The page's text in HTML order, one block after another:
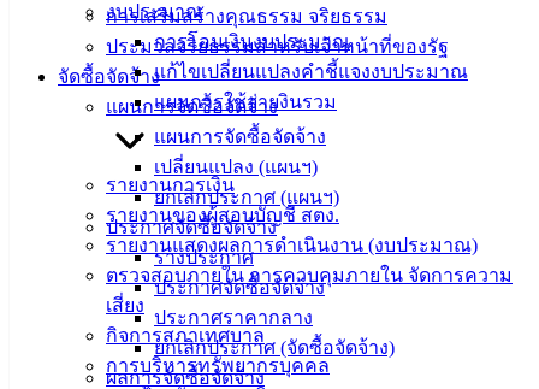
การเสริมสร้างคุณธรรม จริยธรรม
ประมวลจริยธรรมสำหรับเจ้าหน้าที่ของรัฐ
จัดซื้อจัดจ้าง
แผนการจัดซื้อจัดจ้าง
แผนการจัดซื้อจัดจ้าง
เปลี่ยนแปลง (แผนฯ)
ยกเลิกประกาศ (แผนฯ)
ประกาศจัดซื้อจัดจ้าง
ร่างประกาศ
ประกาศจัดซื้อจัดจ้าง
ประกาศราคากลาง
ยกเลิกประกาศ (จัดซื้อจัดจ้าง)
ผลการจัดซื้อจัดจ้าง
งบประมาณ
การโอนเงินงบประมาณ
แก้ไขเปลี่ยนแปลงคำชี้แจงงบประมาณ
แผนการใช้จ่ายงินรวม
รายงานการเงิน
รายงานของผู้สอบบัญชี สตง.
รายงานแสดงผลการดำเนินงาน (งบประมาณ)
ตรวจสอบภายใน การควบคุมภายใน จัดการความ
เสี่ยง
กิจการสภาเทศบาล
การบริหารทรัพยากรบุคคล
สายตรง
นายก
ประวัติ
เทศบาล
ผู้บริหาร
หัวหน้า
ส่วน
ราชการ
สภา
เทศบาล
สงวนลิขสิทธิ์ © 2563 เทศบาลเมืองอ่างศิลา จังหวัดชลบุรี |